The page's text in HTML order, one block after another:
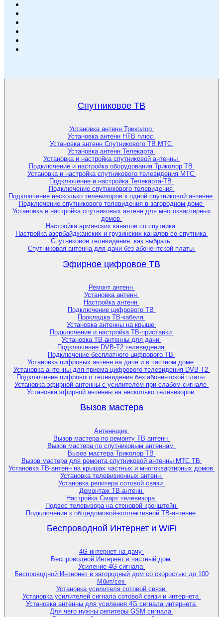
Спутниковое ТВ
Установка антенн Триколор
Установка антенн НТВ плюс
Установка антенн Спутникового ТВ МТС
Установка антенн Телекарта
Установка и настройка спутниковой антенны
Подключение и настройка оборудования Триколор ТВ
Установка и настройка спутникового телевидения МТС
Подключение и настройка Телекарта-ТВ
Подключение спутникового телевидения
Подключение несколько телевизоров к одной спутниковой антенне
Подключение спутникового телевидения в загородном доме
Установка и настройка спутниковых антенн для многоквартирных
домов
Настройка армянских каналов со спутника
Настройка азербайджанских и грузинских каналов со спутника
Спутниковое телевидение: как выбрать
Спутниковая антенна для дачи без абонентской платы
Эфирное цифровое ТВ
Ремонт антенн
Установка антенн
Настройка антенн
Подключение цифрового ТВ
Прокладка ТВ-кабеля
Установка антенны на крыше
Подключение и настройка ТВ-приставки
Установка ТВ-антенны для дачи
Подключение DVB-T2 телевидения
Подключение бесплатного цифрового ТВ
Установка цифровых антенн на даче и в частном доме
Установка антенны для приема цифрового телевидения DVB-T2
Подключение цифрового телевидения без абонентской платы
Установка эфирной антенны с усилителем при слабом сигнале
Установка эфирной антенны на несколько телевизоров
Вызов мастера
Антеннщик
Вызов мастера по ремонту ТВ антенн
Вызов мастера по спутниковым антеннам
Вызов мастера Триколор ТВ
Вызов мастера для ремонта спутниковой антенны МТС ТВ
Установка ТВ-антенн на крышах частных и многоквартирных домов
Установка телевизионных антенн
Установка репитера сотовой связи
Демонтаж ТВ-антенн
Настройка Смарт телевизора
Подвес телевизора на стеновой кронштейн
Подключение к общедомовой-коллективной ТВ-антенне
Беспроводной Интернет и WiFi
4G интернет на дачу
Беспроводной Интернет в частный дом
Усиление 4G сигнала
Беспроводной Интернет в загородный дом со скоростью до 100
Мбит/сек
Установка усилителя сотовой связи
Установка усилителей сигнала сотовой связи и интернета
Установка антенны для усиления 4G сигнала интернета
Для чего нужны репитеры GSM сигнала